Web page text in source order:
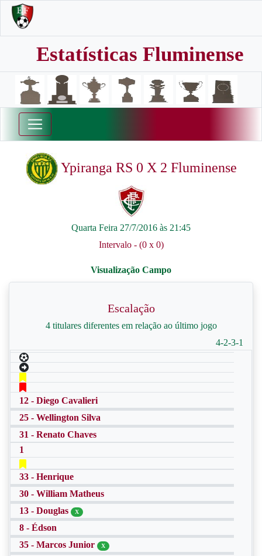
Estatísticas Fluminense
Ypiranga RS 0 X 2 Fluminense
Quarta Feira 27/7/2016 às 21:45
Intervalo - (0 x 0)
Escalação
4 titulares diferentes em relação ao último jogo
4-2-3-1
12 - Diego Cavalieri
25 - Wellington Silva
31 - Renato Chaves
1
33 - Henrique
30 - William Matheus
13 - Douglas
X
8 - Édson
35 - Marcos Junior
X